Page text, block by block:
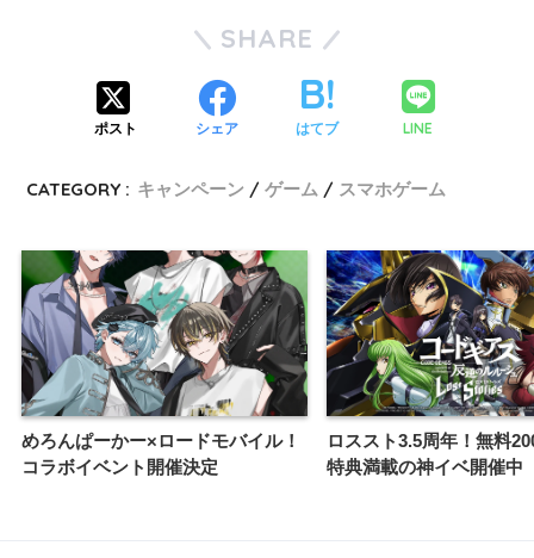
SHARE
ポスト シェア はてブ LINE
CATEGORY : キャンペーン ゲーム スマホゲーム
めろんぱーかー×ロードモバイル！
コラボイベント開催決定
ロススト3.5周年！無料
特典満載の神イベ開催中